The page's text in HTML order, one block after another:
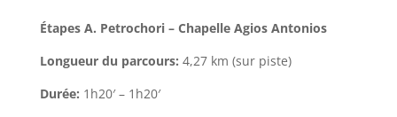
Étapes A. Petrochori – Chapelle Agios Antonios
Longueur du parcours: 4,27 km (sur piste)
Durée: 1h20′ – 1h20′